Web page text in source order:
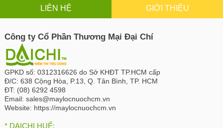
LIÊN HỆ GIỚI THIỆU
Công ty Cổ Phần Thương Mại Đại Chí
GPKD số: 0312316626 do Sở KHĐT TP.HCM cấp
Đ/C: 638 Cộng Hòa, P.13, Q. Tân Bình, TP. HCM
ĐT: (08) 6292 4598
Email: sales@maylocnuochcm.vn
Website: https://maylocnuochcm.vn
* DAICHI HUẾ: